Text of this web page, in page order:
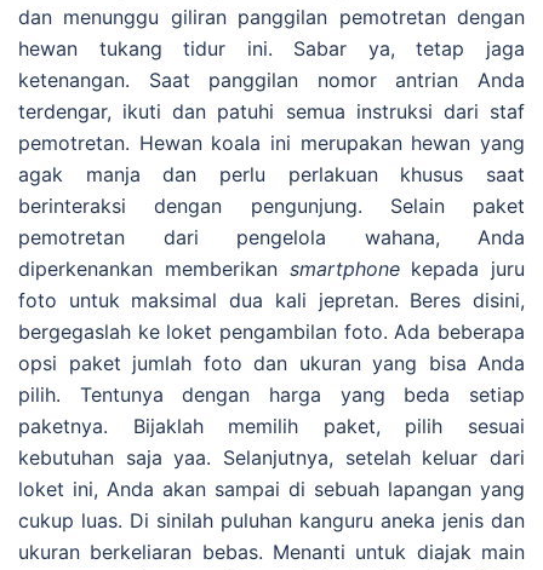
dan menunggu giliran panggilan pemotretan dengan
hewan tukang tidur ini. Sabar ya, tetap jaga
ketenangan. Saat panggilan nomor antrian Anda
terdengar, ikuti dan patuhi semua instruksi dari staf
pemotretan. Hewan koala ini merupakan hewan yang
agak manja dan perlu perlakuan khusus saat
berinteraksi dengan pengunjung. Selain paket
pemotretan dari pengelola wahana, Anda
diperkenankan memberikan smartphonekepada juru
foto untuk maksimal dua kali jepretan. Beres disini,
bergegaslah ke loket pengambilan foto. Ada beberapa
opsi paket jumlah foto dan ukuran yang bisa Anda
pilih. Tentunya dengan harga yang beda setiap
paketnya. Bijaklah memilih paket, pilih sesuai
kebutuhan saja yaa. Selanjutnya, setelah keluar dari
loket ini, Anda akan sampai di sebuah lapangan yang
cukup luas. Di sinilah puluhan kanguru aneka jenis dan
ukuran berkeliaran bebas. Menanti untuk diajak main